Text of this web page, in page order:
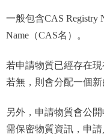
一般包含CAS Registry
Name（CAS名）。
若申請物質已經存在現
若無，則會分配一個新
另外，申請物質會公
需保密物質資訊，申請